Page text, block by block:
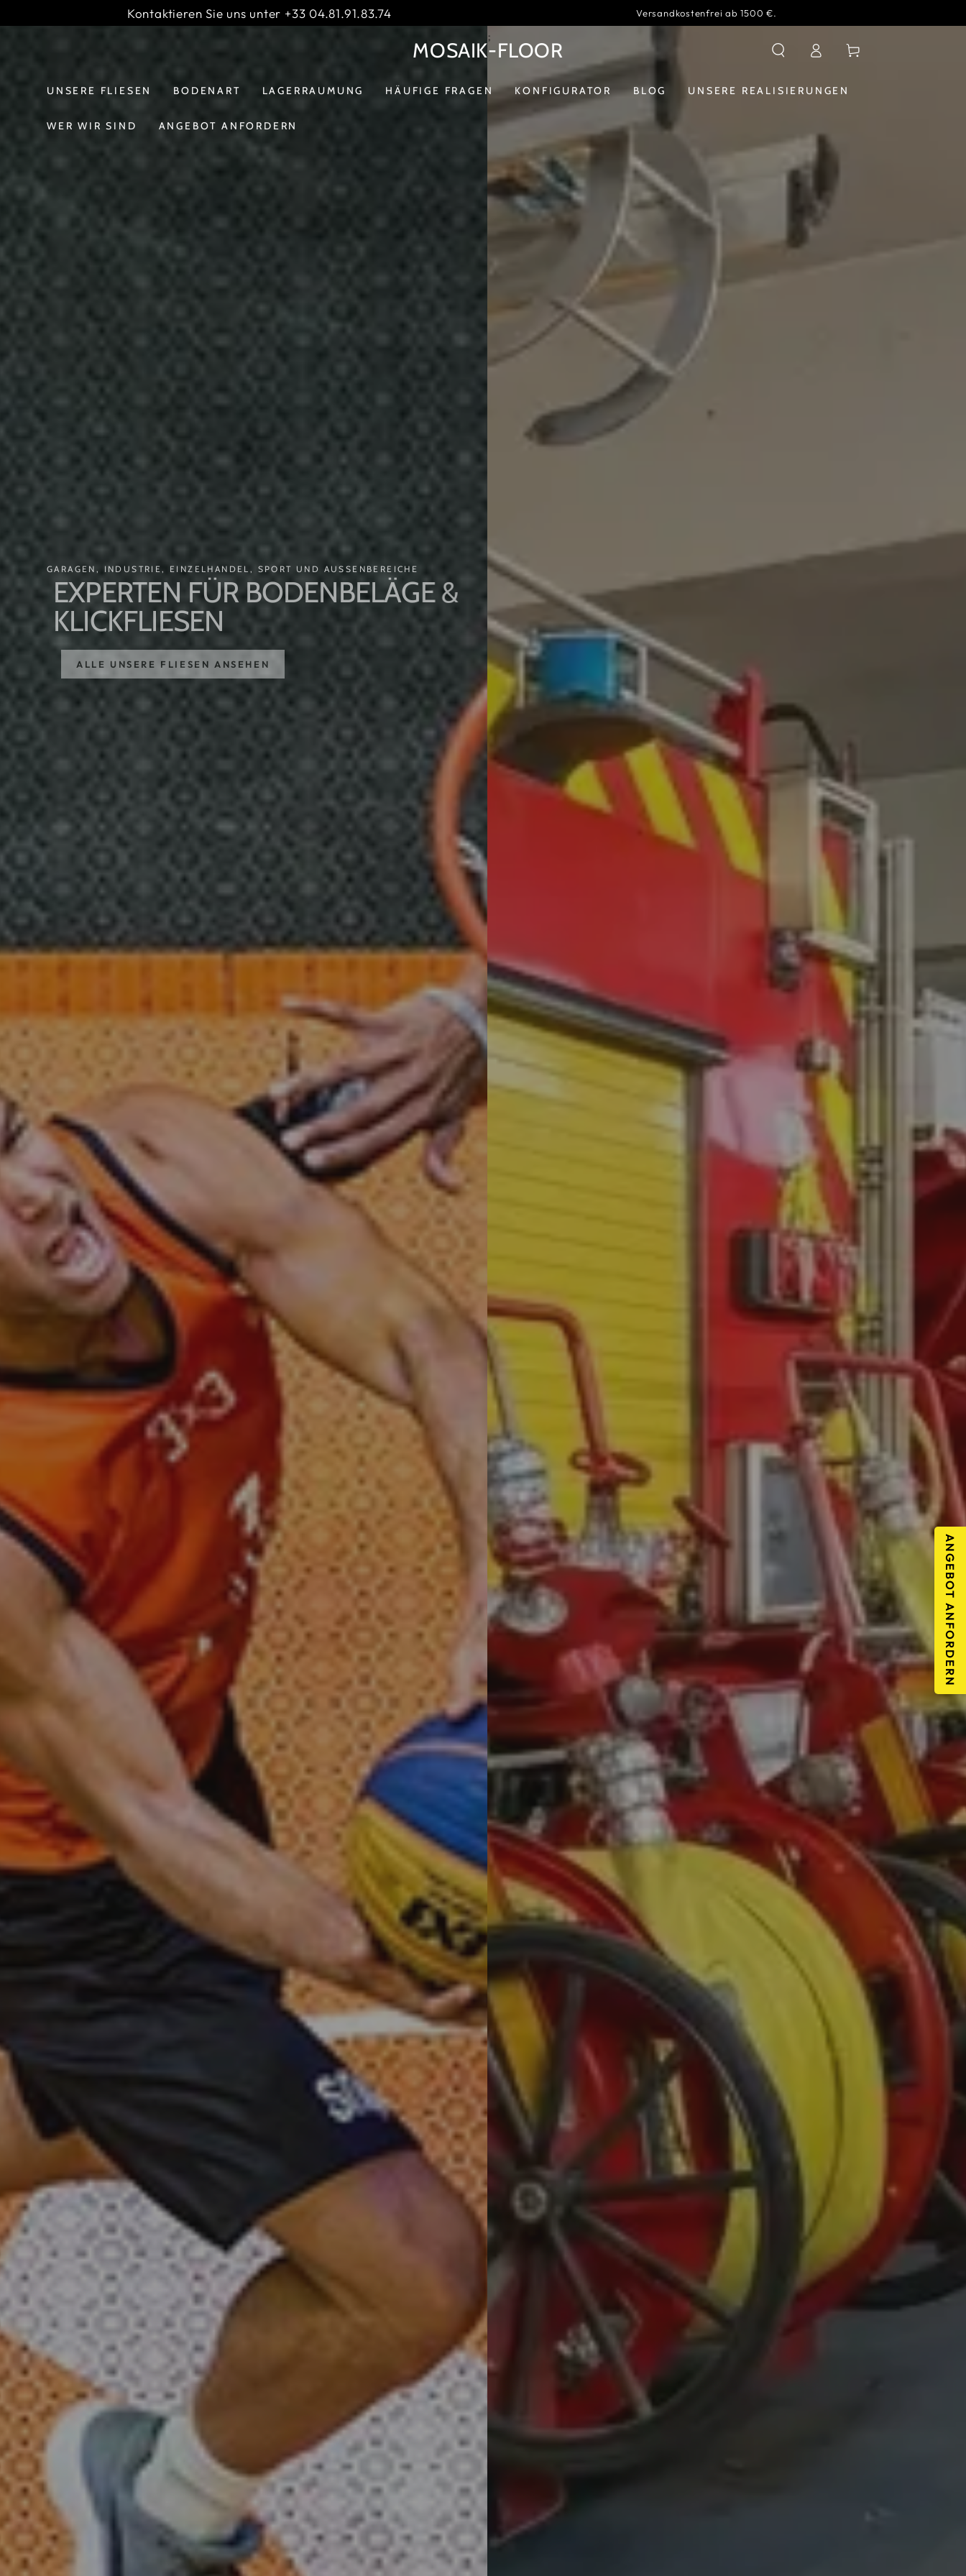
Kontaktieren Sie uns unter +33 04.81.91.83.74 Versandkostenfrei ab 1500 €.
MOSAIK-FLOOR
UNSERE FLIESEN BODENART LAGERRAUMUNG HÄUFIGE FRAGEN KONFIGURATOR BLOG UNSERE REALISIERUNGEN
WER WIR SIND ANGEBOT ANFORDERN
VerbindungWarenkorb
GARAGEN, INDUSTRIE, EINZELHANDEL, SPORT UND AUSSENBEREICHE
EXPERTEN FÜR BODENBELÄGE &
KLICKFLIESEN
ALLE UNSERE FLIESEN ANSEHEN
ANGEBOT ANFORDERN